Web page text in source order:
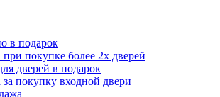
в подарок
покупке более 2х дверей
дверей в подарок
покупку входной двери